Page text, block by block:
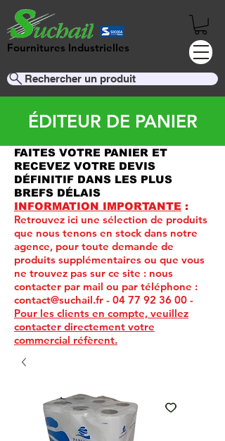
Fournitures Industrielles
Rechercher un produit
ÉDITEUR DE PANIER
FAITES VOTRE PANIER ET
RECEVEZ VOTRE DEVIS
DÉFINITIF DANS LES PLUS
BREFS DÉLAIS
INFORMATION IMPORTANTE :
Retrouvez ici une sélection de produits
que nous tenons en stock dans notre
agence, pour toute demande de
produits supplémentaires ou que vous
ne trouvez pas sur ce site : nous
contacter par mail ou par téléphone :
contact@suchail.fr - 04 77 92 36 00 -
Pour les clients en compte, veuillez
contacter directement votre
commercial réfèrent.